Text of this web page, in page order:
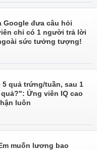
Google đưa câu hỏi
chỉ có 1 người trả lời
sức tưởng tượng!
5 quả trứng/tuần, sau 1
Ứng viên IQ cao
luôn
muốn lương bao